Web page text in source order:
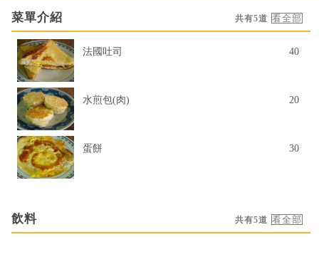
菜單介紹 共有5道
法國吐司 40
水煎包(肉) 20
蛋餅 30
飲料 共有5道